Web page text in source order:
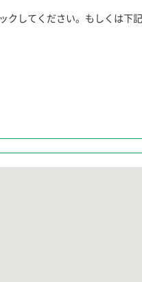
クしてください。もしくは下